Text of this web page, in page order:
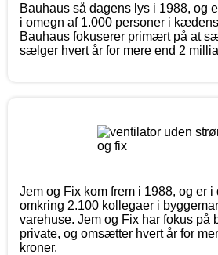
Bauhaus så dagens lys i 1988, og
i omegn af 1.000 personer i
Bauhaus fokuserer primært på at
sælger hvert år for mere end 2
Jem og Fix kom frem i 1988, og er
omkring 2.100 kollegaer i
varehuse. Jem og Fix har fokus på
private, og omsætter hvert år for
kroner.